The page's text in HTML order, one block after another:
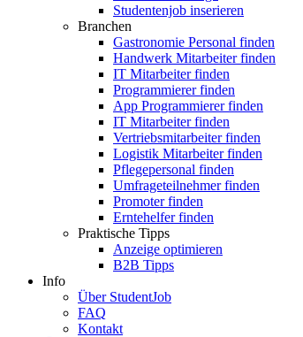
Studentenjob inserieren
Branchen
Gastronomie Personal finden
Handwerk Mitarbeiter finden
IT Mitarbeiter finden
Programmierer finden
App Programmierer finden
IT Mitarbeiter finden
Vertriebsmitarbeiter finden
Logistik Mitarbeiter finden
Pflegepersonal finden
Umfrageteilnehmer finden
Promoter finden
Erntehelfer finden
Praktische Tipps
Anzeige optimieren
B2B Tipps
Info
Über StudentJob
FAQ
Kontakt